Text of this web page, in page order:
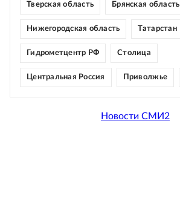
Тверская область Брянская область
Нижегородская область Татарстан
Гидрометцентр РФ Столица
Центральная Россия Приволжье
Новости СМИ2